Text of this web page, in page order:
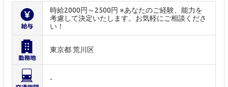
時給2000円～2500円 ※あなたのご経験、能力を
考慮して決定いたします。お気軽にご相談くださ
い！
東京都 荒川区
-